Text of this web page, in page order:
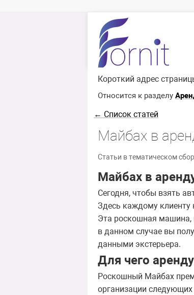
Короткий адрес
Относится к разделу
← Список статей
Майбах в
Статьи в тематическом
Майбах в
Сегодня, чтобы взять
Здесь каждому клиенту
Эта роскошная машина,
в данном случае вы
данными экстерьера.
Для чего
Роскошный Майбах
организации